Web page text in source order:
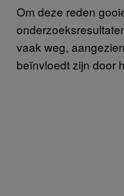
Om deze reden
vaak weg,
beïnvloedt zijn door